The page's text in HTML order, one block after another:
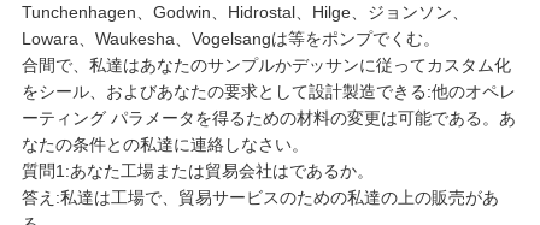
Tunchenhagen、Godwin、Hidrostal、Hilge、ジョンソン、
Lowara、Waukesha、Vogelsangは等をポンプでくむ。
合間で、私達はあなたのサンプルかデッサンに従ってカスタム化
をシール、およびあなたの要求として設計製造できる:他のオペレ
ーティング パラメータを得るための材料の変更は可能である。あ
なたの条件との私達に連絡しなさい。
質問1:あなた工場または貿易会社はであるか。
答え:私達は工場で、貿易サービスのための私達の上の販売があ